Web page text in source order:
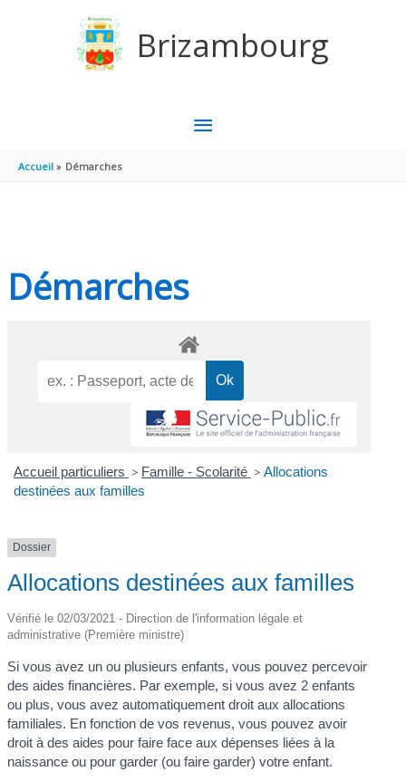
Brizambourg
MENU
Accueil Démarches
Démarches
Accueil particuliers > Famille - Scolarité > Allocations
destinées aux familles
Dossier
Allocations destinées aux familles
Vérifié le 02/03/2021 - Direction de l'information légale et
administrative (Première ministre)
Si vous avez un ou plusieurs enfants, vous pouvez percevoir
des aides financières. Par exemple, si vous avez 2 enfants
ou plus, vous avez automatiquement droit aux allocations
familiales. En fonction de vos revenus, vous pouvez avoir
droit à des aides pour faire face aux dépenses liées à la
naissance ou pour garder (ou faire garder) votre enfant.